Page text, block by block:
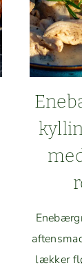
lækker